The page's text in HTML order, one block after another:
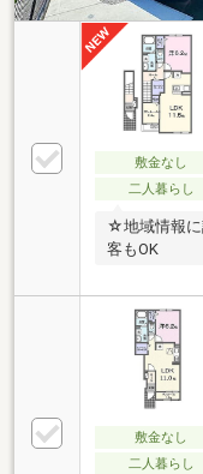
敷金なし
二人暮らし
☆地域情報に
客もOK
敷金なし
二人暮らし